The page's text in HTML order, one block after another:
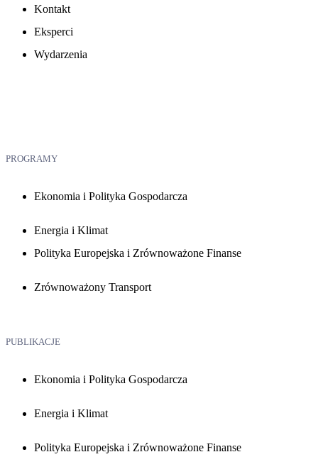
Kontakt
Eksperci
Wydarzenia
PROGRAMY
Ekonomia i Polityka Gospodarcza
Energia i Klimat
Polityka Europejska i Zrównoważone Finanse
Zrównoważony Transport
PUBLIKACJE
Ekonomia i Polityka Gospodarcza
Energia i Klimat
Polityka Europejska i Zrównoważone Finanse